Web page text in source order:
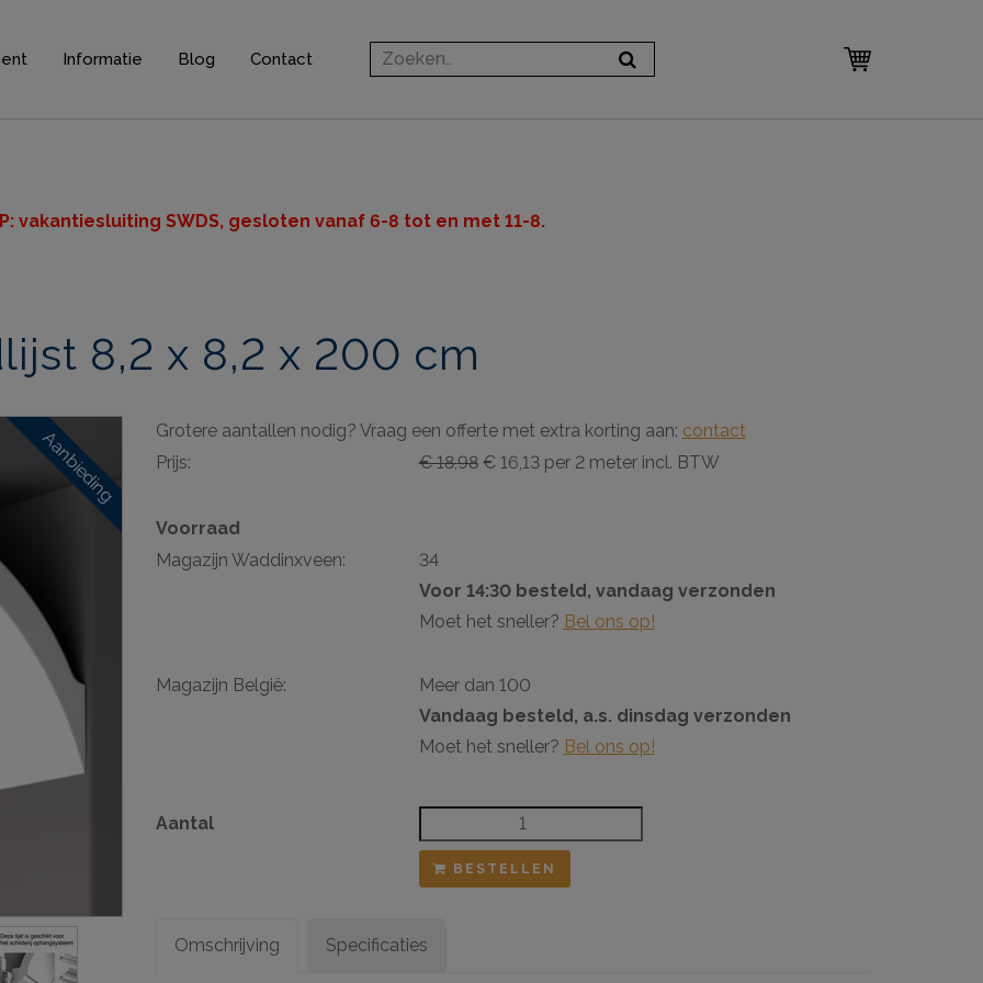
elementen
ophangsysteem
Informatie Blog Contact
vakantiesluiting SWDS, gesloten vanaf 6-8 tot en met 11-8.
8,2 x 8,2 x 200 cm
Aanbieding Grotere aantallen nodig? Vraag een offerte met extra korting aan: contact
Prijs:
€ 18,98€ 16,13 per 2 meter incl. BTW
Voorraad
Magazijn Waddinxveen:
34
Voor 14:30 besteld, vandaag verzonden
Moet het sneller? Bel ons op!
Magazijn België:
Meer dan 100
Vandaag besteld, a.s. dinsdag verzonden
Moet het sneller? Bel ons op!
Aantal
BESTELLEN
Omschrijving Specificaties